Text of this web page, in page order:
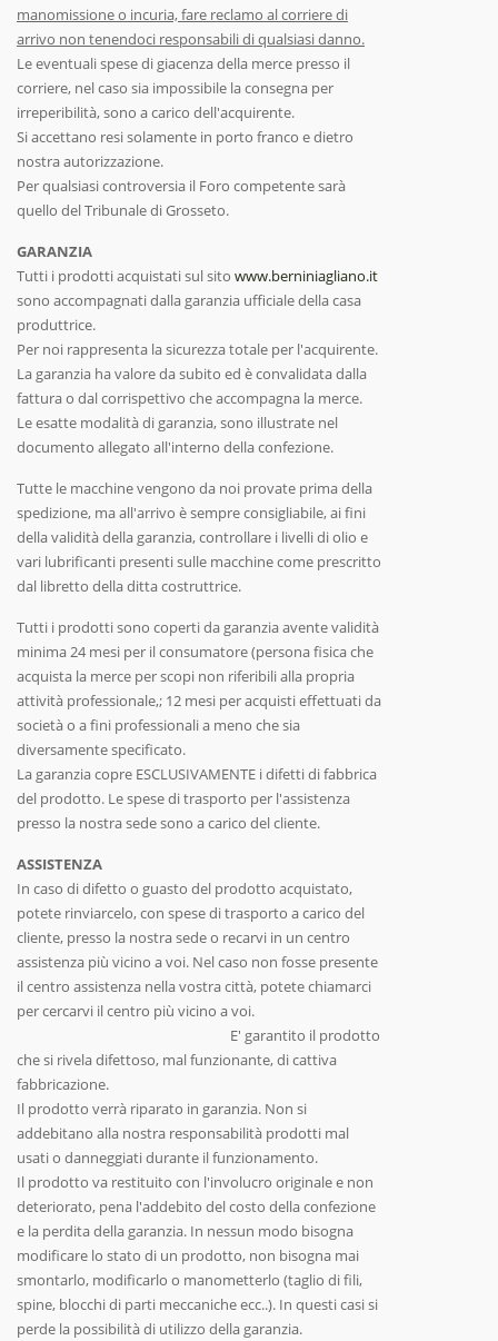
manomissione o incuria, fare reclamo al corriere di
arrivo non tenendoci responsabili di qualsiasi danno.
Le eventuali spese di giacenza della merce presso il
corriere, nel caso sia impossibile la consegna per
irreperibilità, sono a carico dell'acquirente.
Si accettano resi solamente in porto franco e dietro
nostra autorizzazione.
Per qualsiasi controversia il Foro competente sarà
quello del Tribunale di Grosseto.
GARANZIA
Tutti i prodotti acquistati sul sito www.berniniagliano.it
sono accompagnati dalla garanzia ufficiale della casa
produttrice.
Per noi rappresenta la sicurezza totale per l'acquirente.
La garanzia ha valore da subito ed è convalidata dalla
fattura o dal corrispettivo che accompagna la merce.
Le esatte modalità di garanzia, sono illustrate nel
documento allegato all'interno della confezione.
Tutte le macchine vengono da noi provate prima della
spedizione, ma all'arrivo è sempre consigliabile, ai fini
della validità della garanzia, controllare i livelli di olio e
vari lubrificanti presenti sulle macchine come prescritto
dal libretto della ditta costruttrice.
Tutti i prodotti sono coperti da garanzia avente validità
minima 24 mesi per il consumatore (persona fisica che
acquista la merce per scopi non riferibili alla propria
attività professionale,; 12 mesi per acquisti effettuati da
società o a fini professionali a meno che sia
diversamente specificato.
La garanzia copre ESCLUSIVAMENTE i difetti di fabbrica
del prodotto. Le spese di trasporto per l'assistenza
presso la nostra sede sono a carico del cliente.
ASSISTENZA
In caso di difetto o guasto del prodotto acquistato,
potete rinviarcelo, con spese di trasporto a carico del
cliente, presso la nostra sede o recarvi in un centro
assistenza più vicino a voi. Nel caso non fosse presente
il centro assistenza nella vostra città, potete chiamarci
per cercarvi il centro più vicino a voi.
E' garantito il prodotto
che si rivela difettoso, mal funzionante, di cattiva
fabbricazione.
Il prodotto verrà riparato in garanzia. Non si
addebitano alla nostra responsabilità prodotti mal
usati o danneggiati durante il funzionamento.
Il prodotto va restituito con l'involucro originale e non
deteriorato, pena l'addebito del costo della confezione
e la perdita della garanzia. In nessun modo bisogna
modificare lo stato di un prodotto, non bisogna mai
smontarlo, modificarlo o manometterlo (taglio di fili,
spine, blocchi di parti meccaniche ecc..). In questi casi si
perde la possibilità di utilizzo della garanzia.